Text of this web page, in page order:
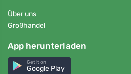
Über uns
Großhandel
App herunterladen
Get it on
Google Play